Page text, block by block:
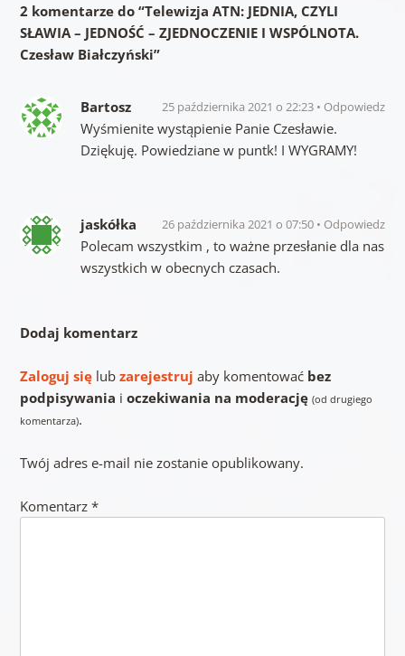
2 komentarze do “Telewizja ATN: JEDNIA, CZYLI
SŁAWIA – JEDNOŚĆ – ZJEDNOCZENIE I WSPÓLNOTA.
Czesław Białczyński”
Bartosz 25 października 2021 o 22:23 Odpowiedz
Wyśmienite wystąpienie Panie Czesławie.
Dziękuję. Powiedziane w puntk! I WYGRAMY!
jaskółka 26 października 2021 o 07:50 Odpowiedz
Polecam wszystkim , to ważne przesłanie dla nas
wszystkich w obecnych czasach.
Dodaj komentarz
Zaloguj sięlub zarejestruj aby komentować bez
podpisywania i oczekiwania na moderację (od drugiego
komentarza).
Twój adres e-mail nie zostanie opublikowany.
Komentarz *